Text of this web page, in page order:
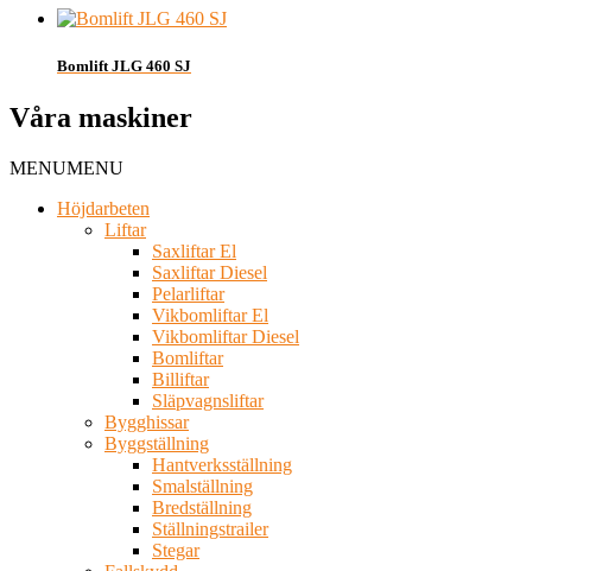
Bomlift JLG 460 SJ
Våra maskiner
MENUMENU
Höjdarbeten
Liftar
Saxliftar El
Saxliftar Diesel
Pelarliftar
Vikbomliftar El
Vikbomliftar Diesel
Bomliftar
Billiftar
Släpvagnsliftar
Bygghissar
Byggställning
Hantverksställning
Smalställning
Bredställning
Ställningstrailer
Stegar